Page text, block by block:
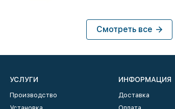
Смотреть все
УСЛУГИ
Производство
ИНФОРМАЦИЯ
Доставка